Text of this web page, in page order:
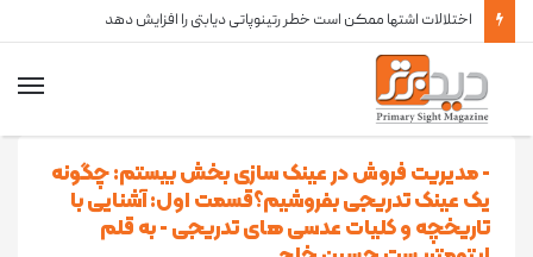
اختلالات اشتها ممکن است خطر رتینوپاتی دیابتی را افزایش دهد
- مدیریت فروش در عینک سازی بخش بیستم: چگونه
یک عینک تدریجی بفروشیم؟قسمت اول: آشنایی با
تاریخچه و کلیات عدسی های تدریجی - به قلم